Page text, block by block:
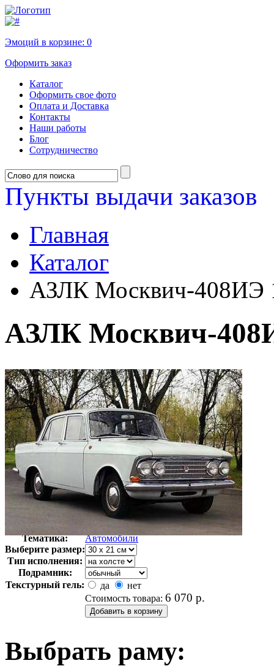
Эмоций в корзине: 0
Оформить заказ
Каталог
Оформить свое фото
Оплата и Доставка
Контакты
Наши работы
Блог
Сотрудничество
Пункты выдачи заказов
Главная
Каталог
АЗЛК Москвич-408ИЭ
АЗЛК Москвич-
Неизвестно
Ретро-Фотографии
Тематика:
Автомобили
Выберите размер:
Тип исполнения:
Подрамник:
Текстурный гель:
да
нет
Стоимость товара: 6 070 р.
Выбрать раму: